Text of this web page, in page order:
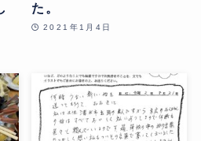
た。
2021年1月4日